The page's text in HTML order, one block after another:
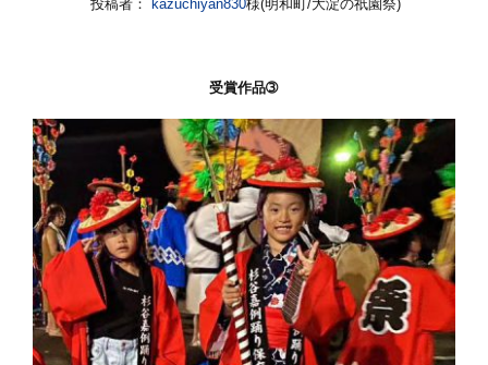
投稿者： kazuchiyan830様(明和町/大淀の祇園祭)
受賞作品➂